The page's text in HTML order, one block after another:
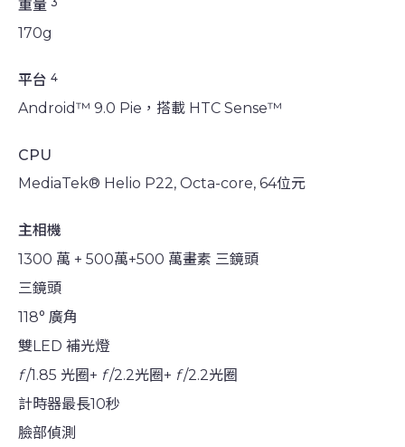
重量
170g
平台 4
Android™ 9.0 Pie，搭載 HTC Sense™
CPU
MediaTek® Helio P22, Octa-core, 64位元
主相機
1300 萬 + 500萬+500 萬畫素 三鏡頭
三鏡頭
118° 廣角
雙LED 補光燈
f/1.85 光圈+ f/2.2光圈+ f/2.2光圈
計時器最長10秒
臉部偵測